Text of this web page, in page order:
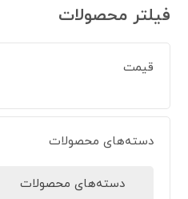
فیلتر محصولات
قیمت
دسته‌های محصولات
دسته‌های محصولات